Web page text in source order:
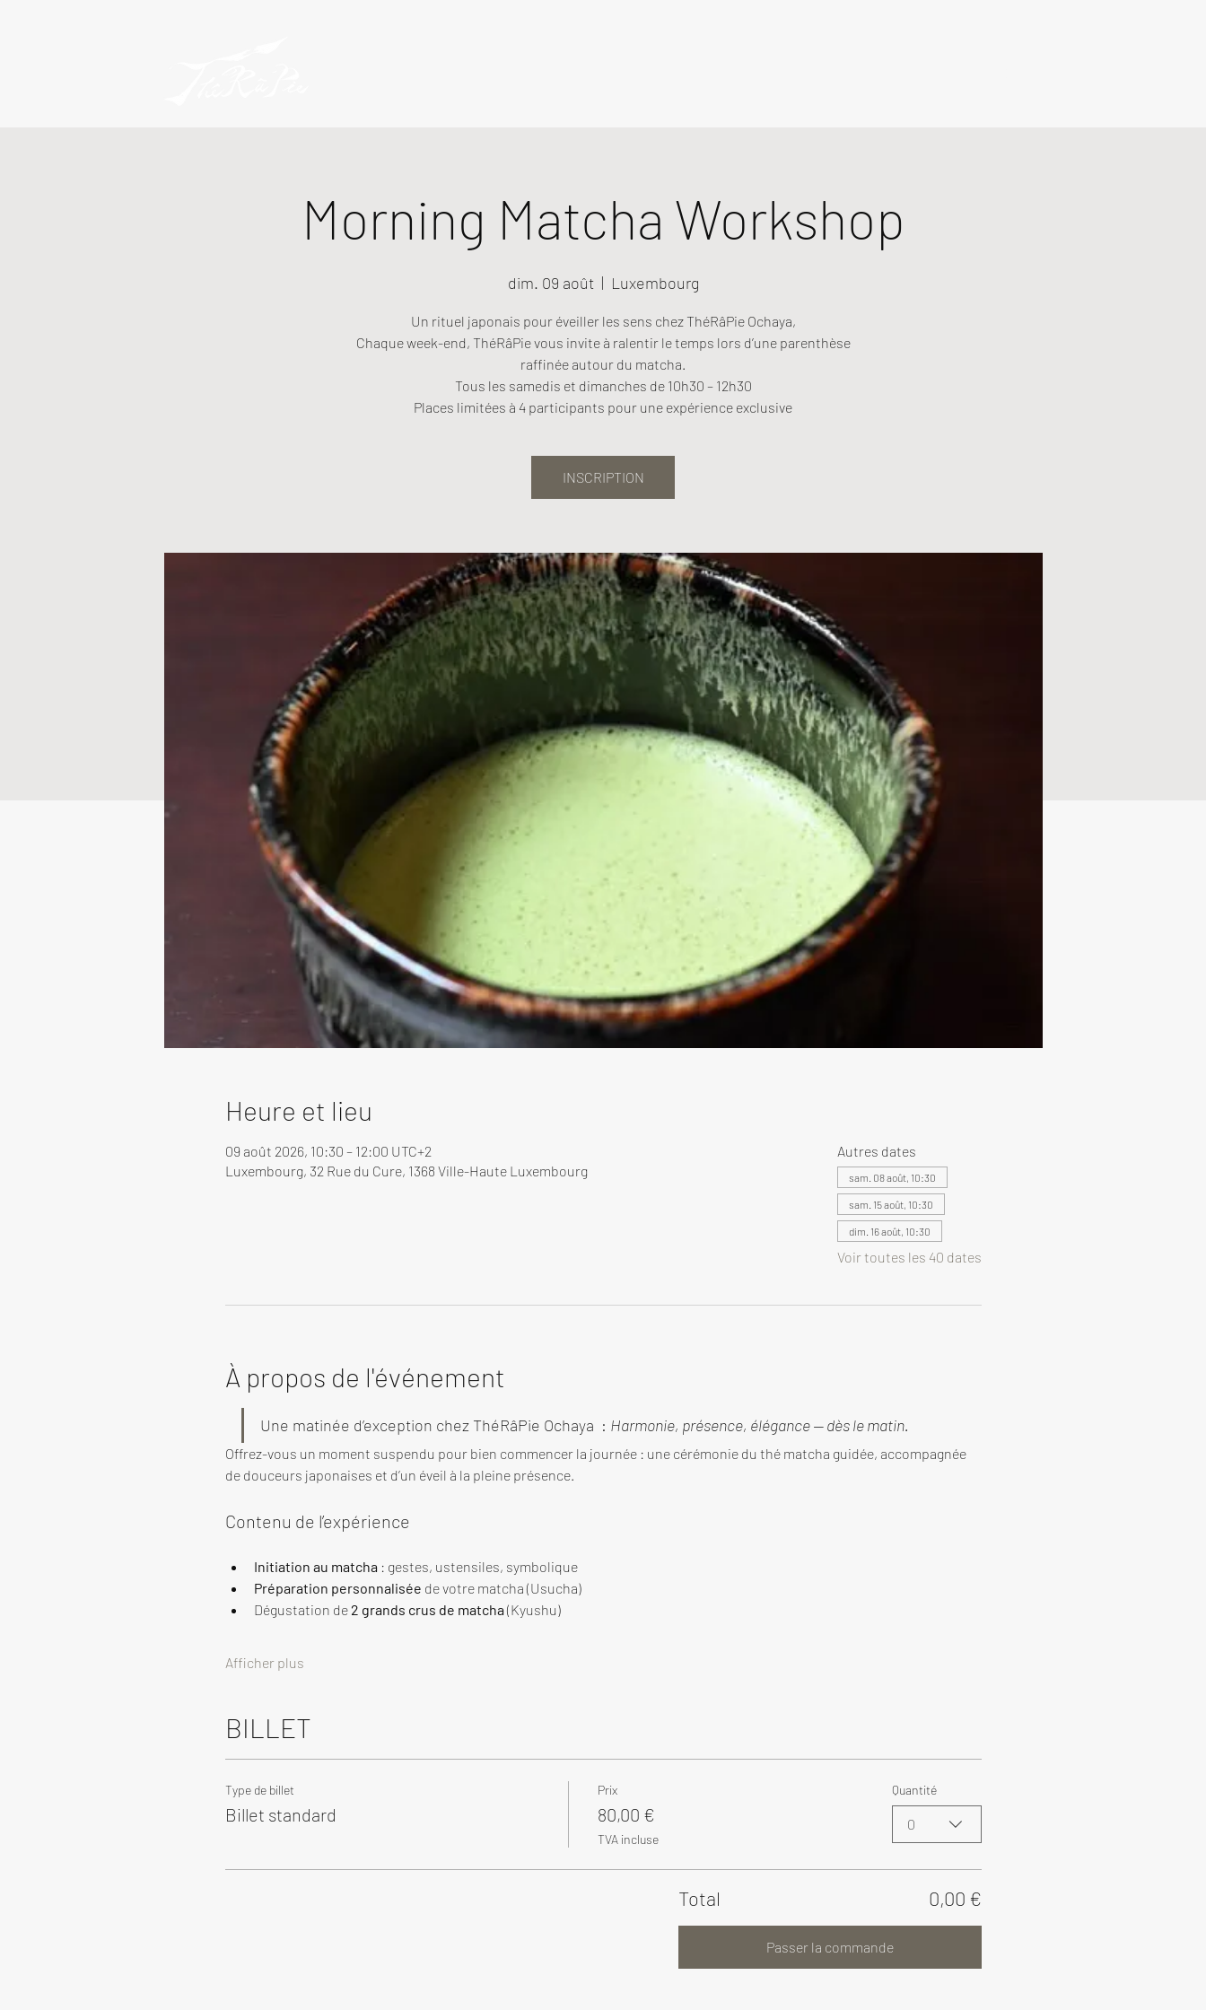
Morning Matcha Workshop
dim. 09 août
  |
Luxembourg
Un rituel japonais pour éveiller les sens chez ThéRâPie Ochaya,
Chaque week-end, ThéRâPie vous invite à ralentir le temps lors d’une parenthèse
raffinée autour du matcha.
Tous les samedis et dimanches de 10h30 – 12h30
Places limitées à 4 participants pour une expérience exclusive
INSCRIPTION
Heure et lieu
09 août 2026, 10:30 – 12:00 UTC+2
Luxembourg, 32 Rue du Cure, 1368 Ville-Haute Luxembourg
Autres dates
sam. 08 août, 10:30
sam. 15 août, 10:30
dim. 16 août, 10:30
Voir toutes les 40 dates
À propos de l'événement
Une matinée d’exception chez ThéRâPie Ochaya  : Harmonie, présence, élégance — dès le matin.
Offrez-vous un moment suspendu pour bien commencer la journée : une cérémonie du thé matcha guidée, accompagnée
de douceurs japonaises et d’un éveil à la pleine présence.
Contenu de l’expérience
Initiation au matcha : gestes, ustensiles, symbolique
Préparation personnalisée de votre matcha (Usucha)
Dégustation de 2 grands crus de matcha (Kyushu)
Afficher plus
BILLET
Type de billet
Billet standard
Prix
80,00 €
TVA incluse
Quantité
0
Total 0,00 €
Passer la commande